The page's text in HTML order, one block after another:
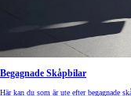
Begagnade Skåpbilar
Här kan du som är ute efter begagnade